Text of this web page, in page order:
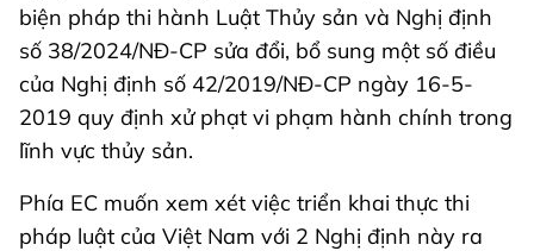
biện pháp thi hành Luật Thủy sản và Nghị định
số 38/2024/NĐ-CP sửa đổi, bổ sung một số điều
của Nghị định số 42/2019/NĐ-CP ngày 16-5-
2019 quy định xử phạt vi phạm hành chính trong
lĩnh vực thủy sản.
Phía EC muốn xem xét việc triển khai thực thi
pháp luật của Việt Nam với 2 Nghị định này ra